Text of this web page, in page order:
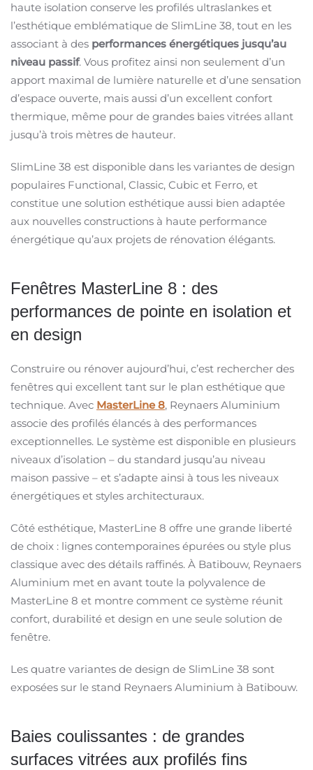
haute isolation conserve les profilés ultraslankes et
l’esthétique emblématique de SlimLine 38, tout en les
associant à des performances énergétiques jusqu’au
niveau passif. Vous profitez ainsi non seulement d’un
apport maximal de lumière naturelle et d’une sensation
d’espace ouverte, mais aussi d’un excellent confort
thermique, même pour de grandes baies vitrées allant
jusqu’à trois mètres de hauteur.
SlimLine 38 est disponible dans les variantes de design
populaires Functional, Classic, Cubic et Ferro, et
constitue une solution esthétique aussi bien adaptée
aux nouvelles constructions à haute performance
énergétique qu’aux projets de rénovation élégants.
Fenêtres MasterLine 8 : des
performances de pointe en isolation et
en design
Construire ou rénover aujourd’hui, c’est rechercher des
fenêtres qui excellent tant sur le plan esthétique que
technique. Avec MasterLine 8, Reynaers Aluminium
associe des profilés élancés à des performances
exceptionnelles. Le système est disponible en plusieurs
niveaux d’isolation – du standard jusqu’au niveau
maison passive – et s’adapte ainsi à tous les niveaux
énergétiques et styles architecturaux.
Côté esthétique, MasterLine 8 offre une grande liberté
de choix : lignes contemporaines épurées ou style plus
classique avec des détails raffinés. À Batibouw, Reynaers
Aluminium met en avant toute la polyvalence de
MasterLine 8 et montre comment ce système réunit
confort, durabilité et design en une seule solution de
fenêtre.
Les quatre variantes de design de SlimLine 38 sont
exposées sur le stand Reynaers Aluminium à Batibouw.
Baies coulissantes : de grandes
surfaces vitrées aux profilés fins